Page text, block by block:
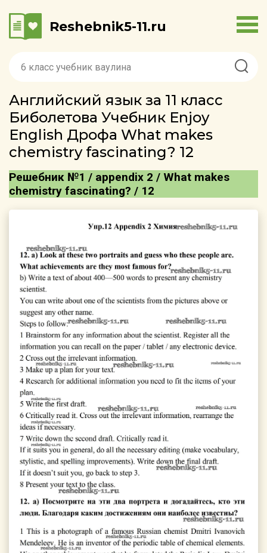
Reshebnik5-11.ru
Английский язык за 11 класс
Биболетова Учебник Enjoy
English Дрофа What makes
chemistry fascinating? 12
Решебник №1 / appendix 2 / What makes
chemistry fascinating? / 12